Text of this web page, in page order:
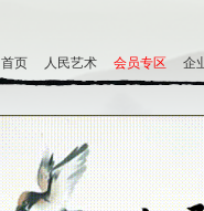
首页 人民艺术 会员专区 企